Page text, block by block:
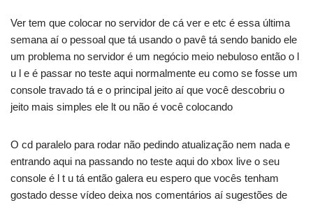
Ver tem que colocar no servidor de cá ver e etc é essa última
semana aí o pessoal que tá usando o pavê tá sendo banido ele
um problema no servidor é um negócio meio nebuloso então o l
u l e é passar no teste aqui normalmente eu como se fosse um
console travado tá e o principal jeito aí que você descobriu o
jeito mais simples ele lt ou não é você colocando
O cd paralelo para rodar não pedindo atualização nem nada e
entrando aqui na passando no teste aqui do xbox live o seu
console é l t u tá então galera eu espero que vocês tenham
gostado desse vídeo deixa nos comentários aí sugestões de